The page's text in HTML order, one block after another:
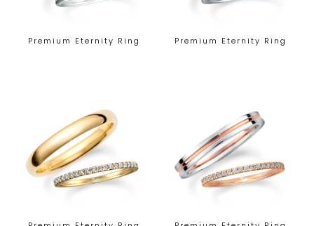
Premium Eternity Ring Premium Eternity Ring